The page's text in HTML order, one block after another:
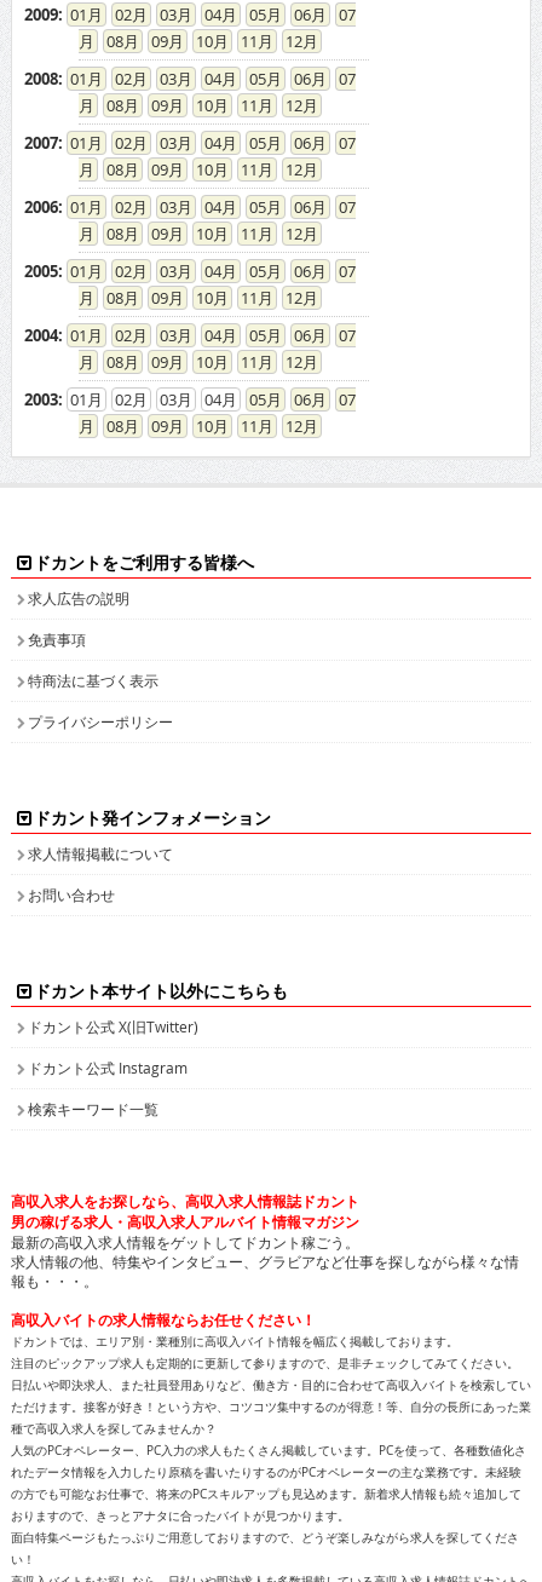
2009: 01 02 03 04 05 06
07
08
09 10 11
12
2008: 01 02 03 04 05 06
07
08
09 10 11
12
2007: 01 02 03 04 05 06
07
08
09 10 11
12
2006: 01 02 03 04 05 06
07
08
09 10 11
12
2005: 01 02 03 04 05 06
07
08
09 10 11
12
2004: 01 02 03 04 05 06
07
08
09 10 11
12
2003: 01 02 03 04 05 06
07
08
09 10 11 12
ドカントをご利用する皆様へ
求人広告の説明
免責事項
特商法に基づく表示
プライバシーポリシー
ドカント発インフォメーション
求人情報掲載について
お問い合わせ
ドカント本サイト以外にこちらも
ドカント公式 X(旧Twitter)
ドカント公式 Instagram
検索キーワード一覧
高収入求人をお探しなら、高収入求人情報誌ドカント
男の稼げる求人・高収入求人アルバイト情報マガジン
最新の高収入求人情報をゲットしてドカント稼ごう。
求人情報の他、特集やインタビュー、グラビアなど仕事を探しながら様々な情
報も・・・。
高収入バイトの求人情報ならお任せください！
ドカントでは、エリア別・業種別に高収入バイト情報を幅広く掲載しております。
注目のピックアップ求人も定期的に更新して参りますので、是非チェックしてみてください。
日払いや即決求人、また社員登用ありなど、働き方・目的に合わせて高収入バイトを検索してい
ただけます。接客が好き！という方や、コツコツ集中するのが得意！等、自分の長所にあった業
種で高収入求人を探してみませんか？
人気のPCオペレーター、PC入力の求人もたくさん掲載しています。PCを使って、各種数値化さ
れたデータ情報を入力したり原稿を書いたりするのがPCオペレーターの主な業務です。未経験
の方でも可能なお仕事で、将来のPCスキルアップも見込めます。新着求人情報も続々追加して
おりますので、きっとアナタに合ったバイトが見つかります。
面白特集ページもたっぷりご用意しておりますので、どうぞ楽しみながら求人を探してくださ
い！